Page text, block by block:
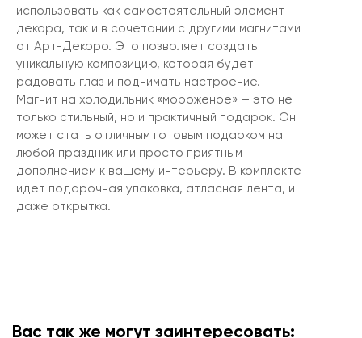
использовать как самостоятельный элемент
декора, так и в сочетании с другими магнитами
от Арт-Декоро. Это позволяет создать
уникальную композицию, которая будет
радовать глаз и поднимать настроение.
Магнит на холодильник «мороженое» — это не
только стильный, но и практичный подарок. Он
может стать отличным готовым подарком на
любой праздник или просто приятным
дополнением к вашему интерьеру. В комплекте
идет подарочная упаковка, атласная лента, и
даже открытка.
Вас так же могут заинтересовать: